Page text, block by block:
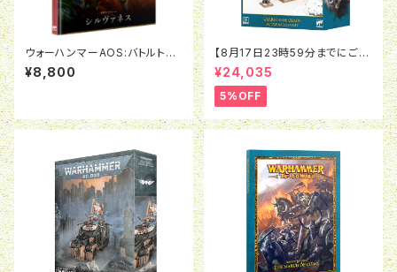
ウォーハンマーAOS:バトルトー
ム：シルヴァネス（日本語版）
¥8,800
【8月17日23時59分までにご予
約で5％OFF】オールドワール
ド：ウォリアー・オヴ・ケイオス：バ
トルマーチアーミー
¥24,035
5%OFF